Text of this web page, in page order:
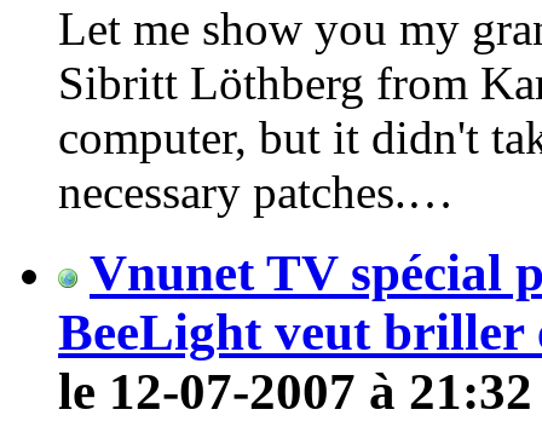
Let me show you my
Sibritt Löthberg from
computer, but it didn't
necessary patches.…
Vnunet TV spécial
BeeLight veut briller
le 12-07-2007 à 21:32